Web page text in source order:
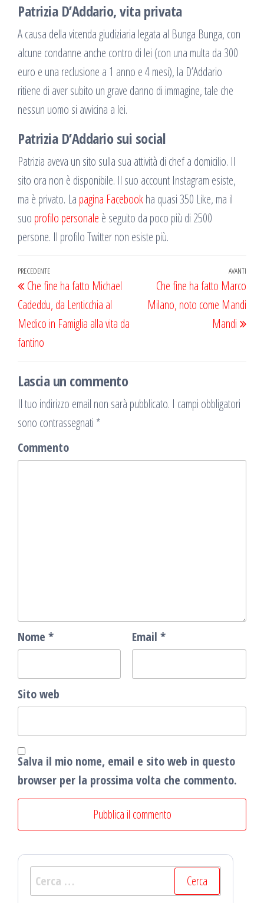
Patrizia D’Addario, vita privata
A causa della vicenda giudiziaria legata al Bunga Bunga, con
alcune condanne anche contro di lei (con una multa da 300
euro e una reclusione a 1 anno e 4 mesi), la D’Addario
ritiene di aver subito un grave danno di immagine, tale che
nessun uomo si avvicina a lei.
Patrizia D’Addario sui social
Patrizia aveva un sito sulla sua attività di chef a domicilio. Il
sito ora non è disponibile. Il suo account Instagram esiste,
ma è privato. La pagina Facebookha quasi 350 Like, ma il
suo profilo personale è seguito da poco più di 2500
persone. Il profilo Twitter non esiste più.
Navigazione
articoli
Articolo
precedente
PRECEDENTE
Che fine ha fatto Michael
Cadeddu, da Lenticchia al
Medico in Famiglia alla vita da
fantino
AVANTI
Che fine ha fatto Marco
Milano, noto come Mandi
Mandi
Lascia un commento
Il tuo indirizzo email non sarà pubblicato. I campi obbligatori
sono contrassegnati *
Commento
Nome * Email *
Sito web
Salva il mio nome, email e sito web in questo
browser per la prossima volta che commento.
Ricerca
per: